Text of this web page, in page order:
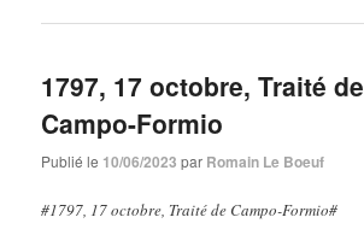
1797, 17 octobre, Traité de
Campo-Formio
Publié le 10/06/2023 par Romain Le Boeuf
#1797, 17 octobre, Traité de Campo-Formio#